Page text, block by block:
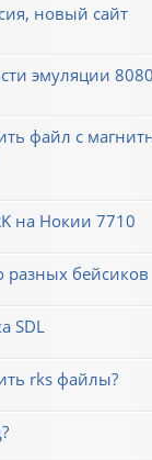
новый сайт
эмуляции 8080
файл с
на Нокии 7710
разных бейсиков
SDL
rks файлы?